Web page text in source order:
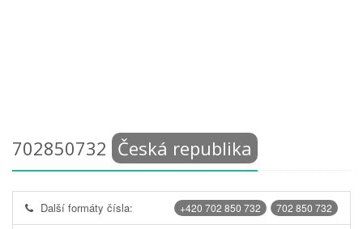
702850732 Česká republika
702 850 732
+420 702 850 732
Další formáty čísla: